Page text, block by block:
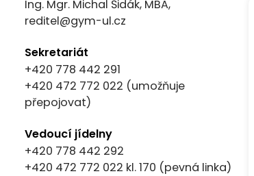
Ing. Mgr. Michal Šidák, MBA,
reditel@gym-ul.cz
Sekretariát
+420 778 442 291
+420 472 772 022 (umožňuje
přepojovat)
Vedoucí jídelny
+420 778 442 292
+420 472 772 022 kl. 170 (pevná linka)